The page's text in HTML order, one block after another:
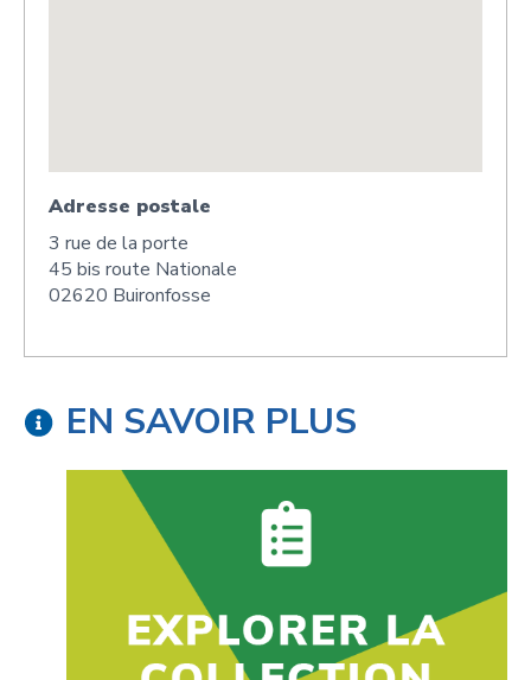
Adresse postale
3 rue de la porte
45 bis route Nationale
02620 Buironfosse
EN SAVOIR PLUS